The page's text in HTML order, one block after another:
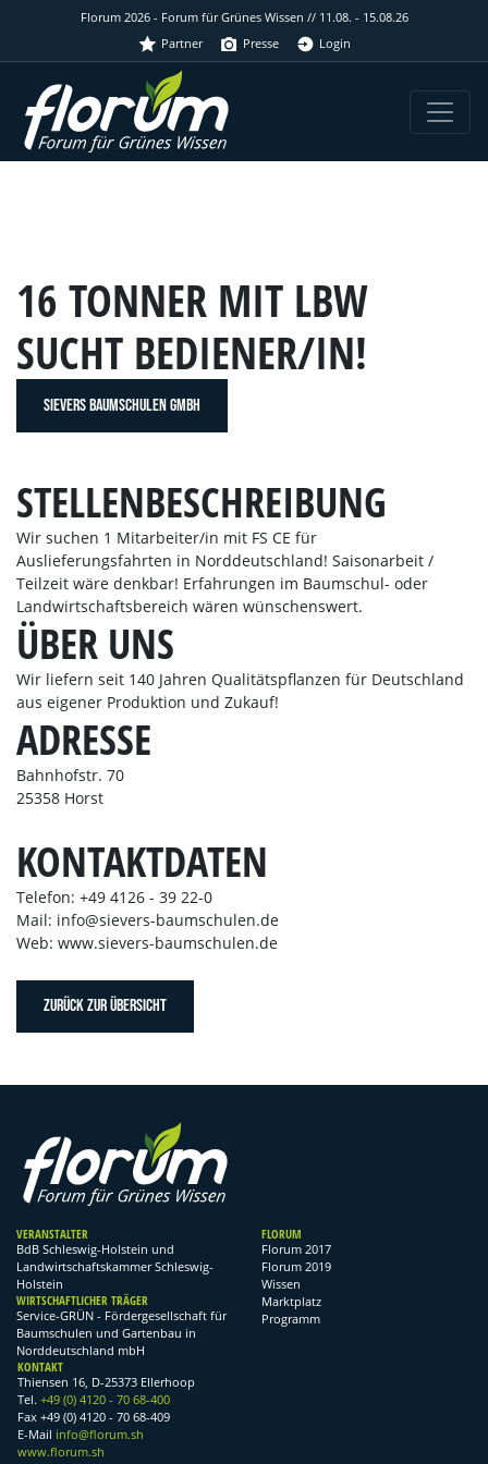
Florum 2026 - Forum für Grünes Wissen // 11.08. - 15.08.26
Partner
Presse Login
16 TONNER MIT LBW
SUCHT BEDIENER/IN!
SIEVERS BAUMSCHULEN GMBH
STELLENBESCHREIBUNG
Wir suchen 1 Mitarbeiter/in mit FS CE für
Auslieferungsfahrten in Norddeutschland! Saisonarbeit /
Teilzeit wäre denkbar! Erfahrungen im Baumschul- oder
Landwirtschaftsbereich wären wünschenswert.
ÜBER UNS
Wir liefern seit 140 Jahren Qualitätspflanzen für Deutschland
aus eigener Produktion und Zukauf!
ADRESSE
Bahnhofstr. 70
25358 Horst
KONTAKTDATEN
Telefon: +49 4126 - 39 22-0
Mail: info@sievers-baumschulen.de
Web: www.sievers-baumschulen.de
ZURÜCK ZUR ÜBERSICHT
VERANSTALTER
BdB Schleswig-Holstein und
Landwirtschaftskammer Schleswig-
Holstein
WIRTSCHAFTLICHER TRÄGER
Service-GRÜN - Fördergesellschaft für
Baumschulen und Gartenbau in
Norddeutschland mbH
FLORUM
Florum 2017
Florum 2019
Wissen
Marktplatz
Programm
KONTAKT
Thiensen 16, D-25373 Ellerhoop
Tel. +49 (0) 4120 - 70 68-400
Fax +49 (0) 4120 - 70 68-409
E-Mail info@florum.sh
www.florum.sh